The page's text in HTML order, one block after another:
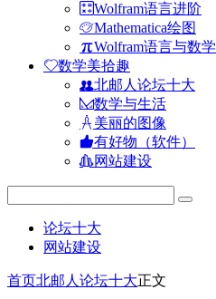
Wolfram语言进阶
Mathematica绘图
Wolfram语言与数学
数学美拾趣
北邮人论坛十大
数学与生活
美丽的图像
有好物（软件）
网站建设
论坛十大
网站建设
首页北邮人论坛十大正文